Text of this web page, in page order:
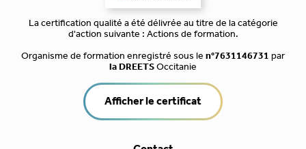
La certification qualité a été délivrée au titre de la catégorie
d'action suivante : Actions de formation.
Organisme de formation enregistré sous len°7631146731par
la DREETSOccitanie
Afficher le certificat